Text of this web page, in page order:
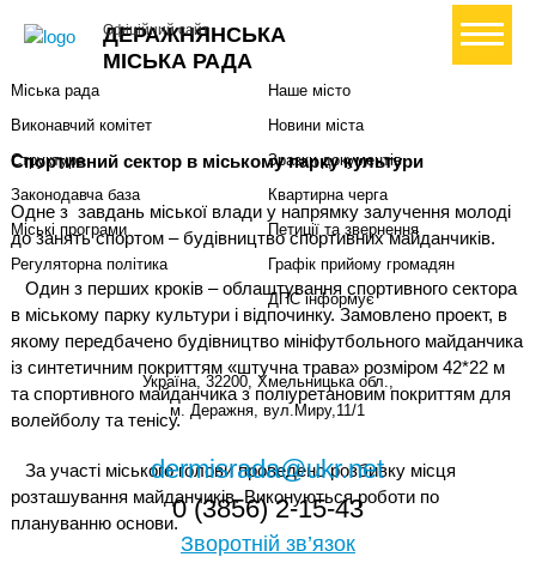
ДЕРАЖНЯНСЬКА
МІСЬКА РАДА
Офіційний сайт+ Створити петицію
Спортивний сектор в міському парку культури
Одне з завдань міської влади у напрямку залучення молоді
до занять спортом – будівництво спортивних майданчиків.
Один з перших кроків – облаштування спортивного сектора
в міському парку культури і відпочинку. Замовлено проект, в
якому передбачено будівництво мініфутбольного майданчика
із синтетичним покриттям «штучна трава» розміром 42*22 м
та спортивного майданчика з поліуретановим покриттям для
волейболу та тенісу.
За участі міського голови проведено розбивку місця
розташування майданчиків. Виконуються роботи по
плануванню основи.
Міський голова
Міська рада
Виконавчий комітет
Структура
Законодавча база
Міські програми
Регуляторна політика
Наше місто
Новини міста
Зразки документів
Квартирна черга
Петиції та звернення
Графік прийому громадян
ДПС інформує
Україна, 32200, Хмельницька обл.,
м. Деражня, вул.Миру,11/1
dermisrada@ukr.net
0 (3856) 2-15-43
Зворотній зв’язок